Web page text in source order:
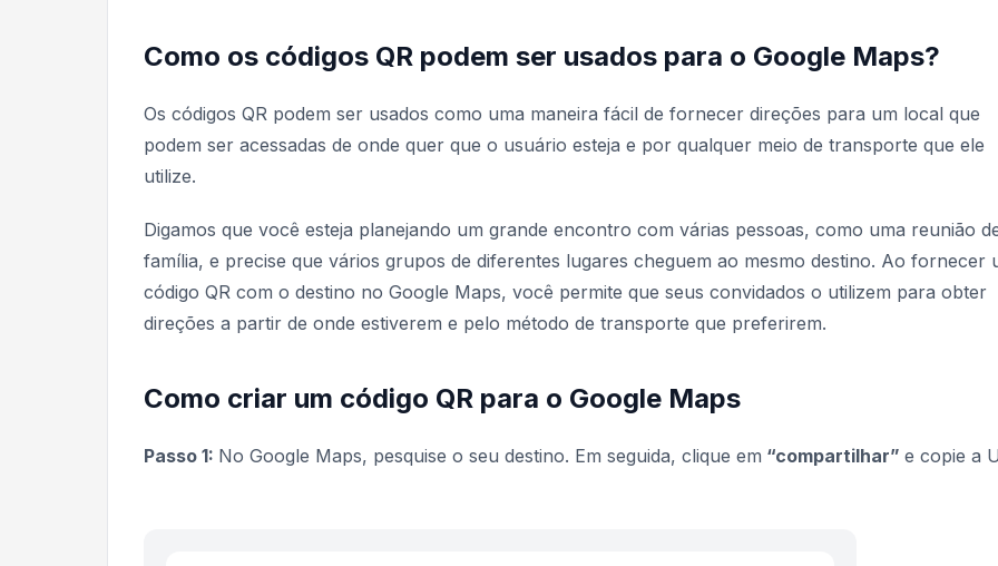
Como os códigos QR podem ser usados para o Google Maps?
Os códigos QR podem ser usados como uma maneira fácil de fornecer direções para um local que
podem ser acessadas de onde quer que o usuário esteja e por qualquer meio de transporte que ele
utilize.
Digamos que você esteja planejando um grande encontro com várias pessoas, como uma reunião
família, e precise que vários grupos de diferentes lugares cheguem ao mesmo destino. Ao fornecer
código QR com o destino no Google Maps, você permite que seus convidados o utilizem para obter
direções a partir de onde estiverem e pelo método de transporte que preferirem.
Como criar um código QR para o Google Maps
Passo 1: No Google Maps, pesquise o seu destino. Em seguida, clique em “compartilhar” e copie a